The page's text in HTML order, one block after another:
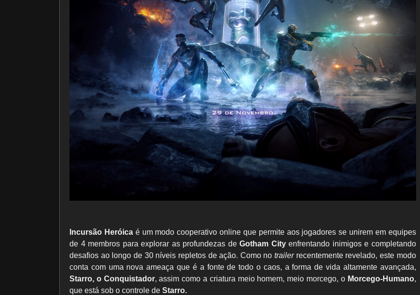
Incursão Heróicaé um modo cooperativo online que permite aos jogadores se unirem em equipes
de 4 membros para explorar as profundezas deGotham Cityenfrentando inimigos e completando
desafios ao longo de 30 níveis repletos de ação. Como notrailerrecentemente revelado, este modo
conta com uma nova ameaça que é a fonte de todo o caos, a forma de vida altamente avançada,
Starro, o Conquistador, assim como a criatura meio homem, meio morcego, o Morcego-Humano,
que está sob o controle de Starro.